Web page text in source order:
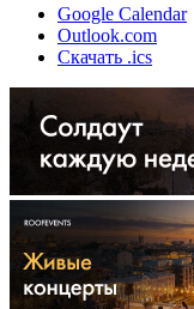
Google Calendar
Outlook.com
Скачать .ics